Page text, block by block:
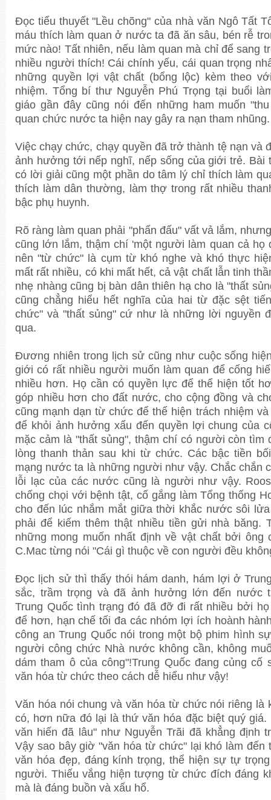
Đọc tiểu thuyết "Lều chõng" của nhà văn Ngô Tất
máu thích làm quan ở nước ta đã ăn sâu, bén rễ
mức nào! Tất nhiên, nếu làm quan mà chỉ để sang
nhiều người thích! Cái chính yếu, cái quan trọng
những quyền lợi vật chất (bổng lộc) kèm theo
nhiệm. Tổng bí thư Nguyễn Phú Trọng tại buổi
giáo gần đây cũng nói đến những ham muốn
quan chức nước ta hiện nay gây ra nạn tham nhũng.
Việc chạy chức, chạy quyền đã trở thành tệ nạn và
ảnh hưởng tới nếp nghĩ, nếp sống của giới trẻ. Bài
có lời giải cũng một phần do tâm lý chỉ thích làm
thích làm dân thường, làm thợ trong rất nhiều
bậc phụ huynh.
Rõ ràng làm quan phải "phấn đấu" vất vả lắm,
cũng lớn lắm, thậm chí 'một người làm quan cả
nên "từ chức" là cụm từ khó nghe và khó thực
mất rất nhiều, có khi mất hết, cả vật chất lẫn tinh
nhẹ nhàng cũng bị bàn dân thiên hạ cho là "thất
cũng chẳng hiểu hết nghĩa của hai từ đặc sệt
chức" và "thất sủng" cứ như là những lời nguyền
qua.
Đương nhiên trong lịch sử cũng như cuộc sống
giới có rất nhiều người muốn làm quan để cống
nhiều hơn. Họ cần có quyền lực để thể hiện tốt
góp nhiều hơn cho đất nước, cho cộng đồng và
cũng mạnh dạn từ chức để thể hiện trách nhiệm
để khỏi ảnh hưởng xấu đến quyền lợi chung của
mặc cảm là "thất sủng", thậm chí có người còn tìm
lòng thanh thản sau khi từ chức. Các bậc tiền
mạng nước ta là những người như vậy. Chắc chắn
lỗi lạc của các nước cũng là người như vậy.
chống chọi với bệnh tật, cố gắng làm Tổng thống
cho đến lúc nhắm mắt giữa thời khắc nước sôi
phải để kiếm thêm thật nhiều tiền gửi nhà băng.
những mong muốn nhất định về vật chất bởi
C.Mac từng nói "Cái gì thuộc về con người đều
Đọc lịch sử thì thấy thói hám danh, hám lợi ở
sắc, trầm trọng và đã ảnh hưởng lớn đến nước
Trung Quốc tình trạng đó đã đỡ đi rất nhiều bởi
để hơn, hạn chế tối đa các nhóm lợi ích hoành
công an Trung Quốc nói trong một bộ phim hình
người công chức Nhà nước không cần, không
dám tham ô của công"!Trung Quốc đang củng cố
văn hóa từ chức theo cách dễ hiểu như vậy!
Văn hóa nói chung và văn hóa từ chức nói riêng là
có, hơn nữa đó lại là thứ văn hóa đặc biệt quý giá.
văn hiến đã lâu" như Nguyễn Trãi đã khẳng định
Vậy sao bây giờ "văn hóa từ chức" lại khó làm đến
văn hóa đẹp, đáng kính trọng, thể hiện sự tự
người. Thiếu vắng hiện tượng từ chức đích đáng
mà là đáng buồn và xấu hổ.